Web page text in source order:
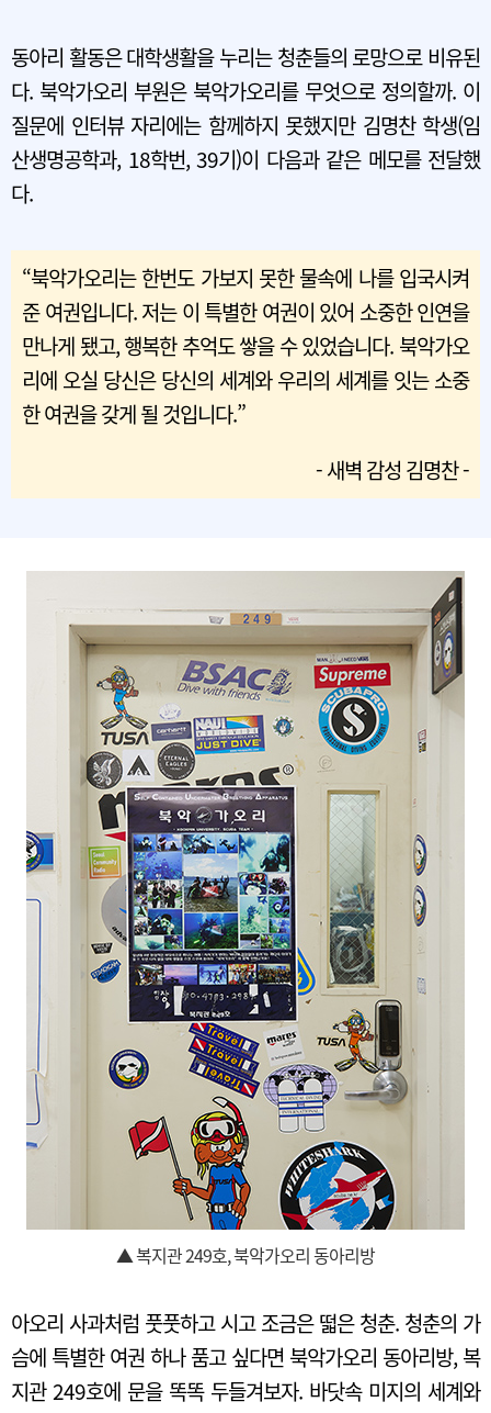
동아리 활동은 대학생활을 누리는 청춘들의 로망으로 비유된
다. 북악가오리 부원은 북악가오리를 무엇으로 정의할까. 이
질문에 인터뷰 자리에는 함께하지 못했지만 김명찬 학생(임
산생명공학과, 18학번, 39기)이 다음과 같은 메모를 전달했
다.
“북악가오리는 한번도 가보지 못한 물속에 나를 입국시켜
준 여권입니다. 저는 이 특별한 여권이 있어 소중한 인연을
만나게 됐고, 행복한 추억도 쌓을 수 있었습니다. 북악가오
리에 오실 당신은 당신의 세계와 우리의 세계를 잇는 소중
한 여권을 갖게 될 것입니다.”
- 새벽 감성 김명찬 -
▲ 복지관 249호, 북악가오리 동아리방
아오리 사과처럼 풋풋하고 시고 조금은 떫은 청춘. 청춘의 가
슴에 특별한 여권 하나 품고 싶다면 북악가오리 동아리방, 복
지관 249호에 문을 똑똑 두들겨보자. 바닷속 미지의 세계와